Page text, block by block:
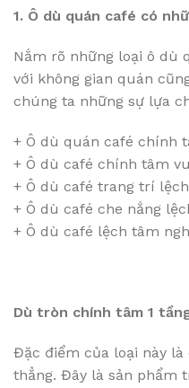
1. Ô dù quán café có
Nắm rõ những loại ô dù
với không gian quán
chúng ta những sự lựa
+ Ô dù quán café chính
+ Ô dù café chính tâm
+ Ô dù café trang trí
+ Ô dù café che nắng
+ Ô dù café lệch tâm
Dù tròn chính tâm 1
Đặc điểm của loại này
thẳng. Đây là sản phẩm